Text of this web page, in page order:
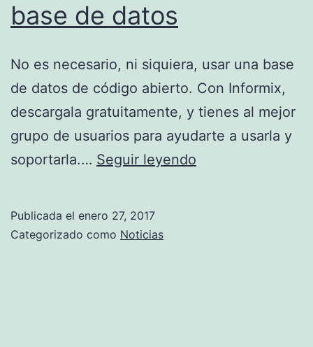
base de datos
No es necesario, ni siquiera, usar una base
de datos de código abierto. Con Informix,
descargala gratuitamente, y tienes al mejor
grupo de usuarios para ayudarte a usarla y
soportarla.… Seguir leyendo
Publicada el enero 27, 2017
Categorizado como Noticias